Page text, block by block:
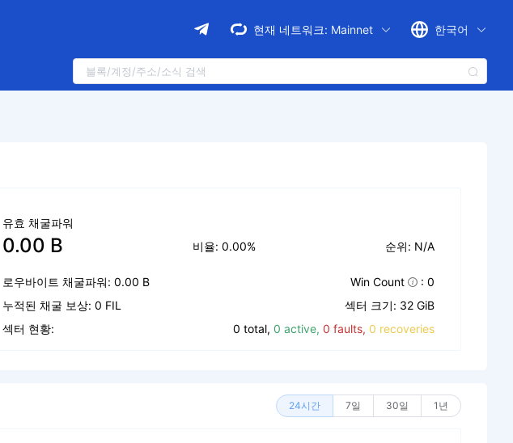
현재 네트워크: Mainnet 한국어
유효 채굴파워
0.00 B 비율: 0.00% 순위: N/A
로우바이트 채굴파워: 0.00 B Win Count
: 0
누적된 채굴 보상: 0 FIL
섹터 크기: 32 GiB
섹터 현황:
0 total, 0 active, 0 faults, 0 recoveries
24시간 7일 30일 1년